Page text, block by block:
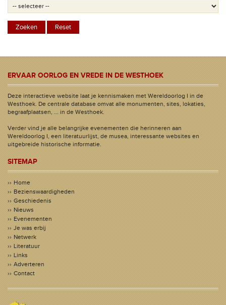
ERVAAR OORLOG EN VREDE IN DE WESTHOEK
Deze interactieve website laat je kennismaken met Wereldoorlog I in de
Westhoek. De centrale database omvat alle monumenten, sites, lokaties,
begraafplaatsen, ... in de Westhoek.
Verder vind je alle belangrijke evenementen die herinneren aan
Wereldoorlog I, een literatuurlijst, de musea, interessante websites en
uitgebreide historische informatie.
SITEMAP
Home
Bezienswaardigheden
Geschiedenis
Nieuws
Evenementen
Je was erbij
Netwerk
Literatuur
Links
Adverteren
Contact